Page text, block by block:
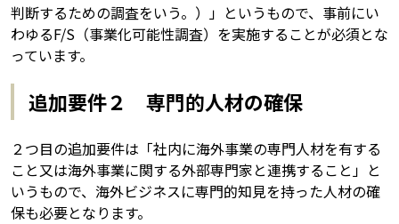
判断するための調査をいう。）」というもので、事前にい
わゆるF/S（事業化可能性調査）を実施することが必須とな
っています。
追加要件２ 専門的人材の確保
２つ目の追加要件は「社内に海外事業の専門人材を有する
こと又は海外事業に関する外部専門家と連携すること」と
いうもので、海外ビジネスに専門的知見を持った人材の確
保も必要となります。